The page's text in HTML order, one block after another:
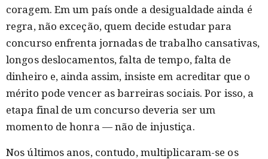
coragem. Em um país onde a desigualdade ainda é
regra, não exceção, quem decide estudar para
concurso enfrenta jornadas de trabalho cansativas,
longos deslocamentos, falta de tempo, falta de
dinheiro e, ainda assim, insiste em acreditar que o
mérito pode vencer as barreiras sociais. Por isso, a
etapa final de um concurso deveria ser um
momento de honra — não de injustiça.
Nos últimos anos, contudo, multiplicaram-se os